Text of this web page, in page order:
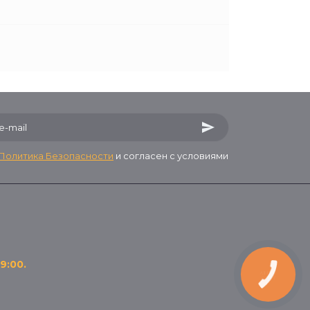
Безопасности и согласен с условиями
КНОПКА
ЗВ'ЯЗКУ